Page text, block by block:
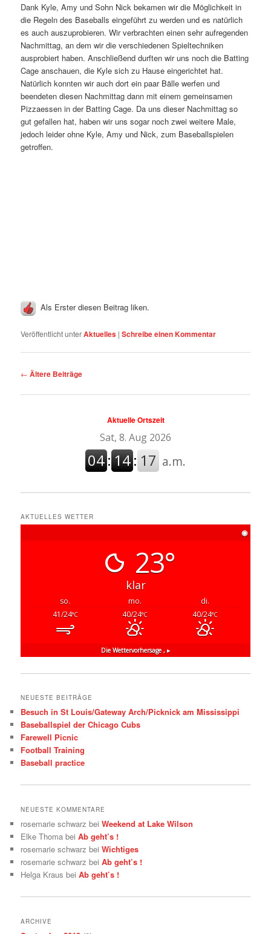
Dank Kyle, Amy und Sohn Nick bekamen wir die Möglichkeit in
die Regeln des Baseballs eingeführt zu werden und es natürlich
es auch auszuprobieren. Wir verbrachten einen sehr aufregenden
Nachmittag, an dem wir die verschiedenen Spieltechniken
ausprobiert haben. Anschließend durften wir uns noch die Batting
Cage anschauen, die Kyle sich zu Hause eingerichtet hat.
Natürlich konnten wir auch dort ein paar Bälle werfen und
beendeten diesen Nachmittag dann mit einem gemeinsamen
Pizzaessen in der Batting Cage. Da uns dieser Nachmittag so
gut gefallen hat, haben wir uns sogar noch zwei weitere Male,
jedoch leider ohne Kyle, Amy und Nick, zum Baseballspielen
getroffen.
Als Erster diesen Beitrag liken.
Veröffentlicht unterAktuelles |Schreibe einen Kommentar
Beitrags-
← Ältere Beiträge
Aktuelle Ortszeit
AKTUELLES WETTER
◉
23°
klar
so. mo.
di.
41/24°C 40/24°C 40/24°C
Die Wettervorhersage , ▸
NEUESTE BEITRÄGE
Besuch in St Louis/Gateway Arch/Picknick am Mississippi
Baseballspiel der Chicago Cubs
Farewell Picnic
Football Training
Baseball practice
NEUESTE KOMMENTARE
rosemarie schwarz beiWeekend at Lake Wilson
Elke Thoma beiAb geht’s !
rosemarie schwarz beiWichtiges
rosemarie schwarz beiAb geht’s !
Helga Kraus beiAb geht’s !
ARCHIVE